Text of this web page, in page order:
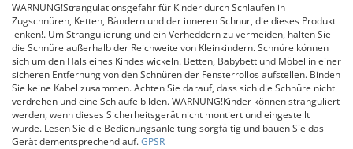
WARNUNG!Strangulationsgefahr für Kinder durch Schlaufen in
Zugschnüren, Ketten, Bändern und der inneren Schnur, die dieses Produkt
lenken!. Um Strangulierung und ein Verheddern zu vermeiden, halten Sie
die Schnüre außerhalb der Reichweite von Kleinkindern. Schnüre können
sich um den Hals eines Kindes wickeln. Betten, Babybett und Möbel in einer
sicheren Entfernung von den Schnüren der Fensterrollos aufstellen. Binden
Sie keine Kabel zusammen. Achten Sie darauf, dass sich die Schnüre nicht
verdrehen und eine Schlaufe bilden. WARNUNG!Kinder können stranguliert
werden, wenn dieses Sicherheitsgerät nicht montiert und eingestellt
wurde. Lesen Sie die Bedienungsanleitung sorgfältig und bauen Sie das
Gerät dementsprechend auf.GPSR